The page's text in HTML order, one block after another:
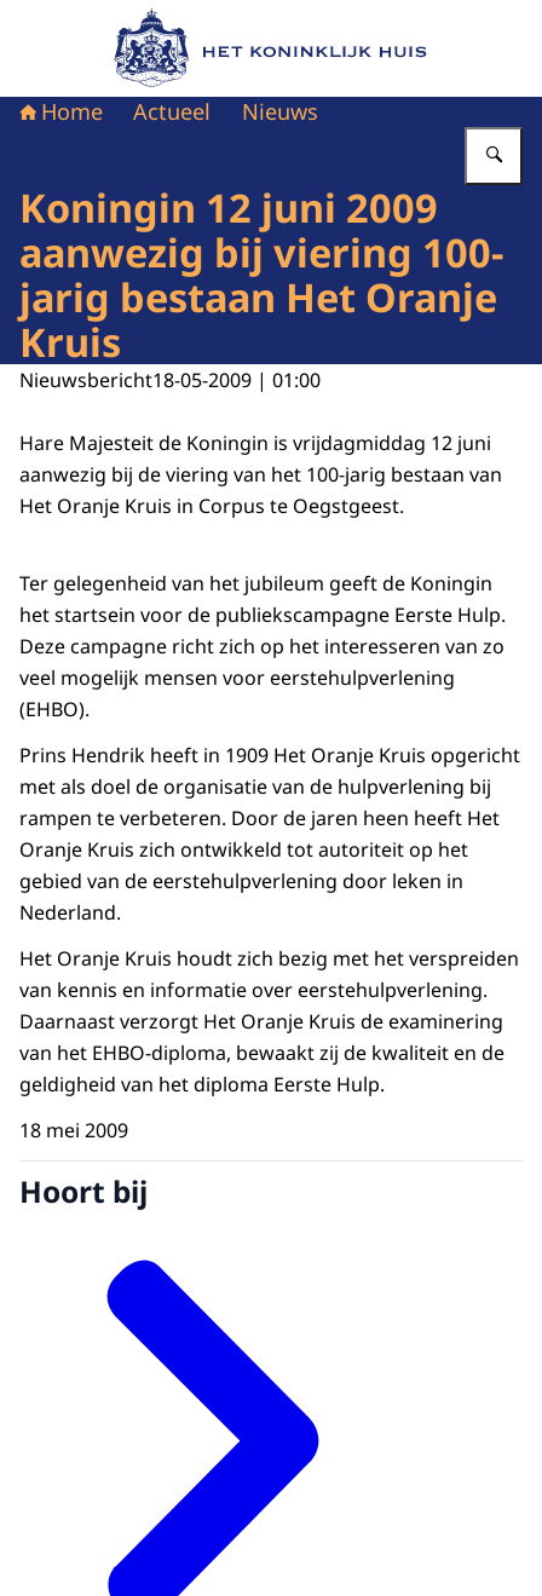
Naar de homepage van Het Koninklijk Huis
Home Actueel Nieuws
Koningin 12 juni 2009
aanwezig bij viering 100-
jarig bestaan Het Oranje
Kruis
Nieuwsbericht18-05-2009 | 01:00
Hare Majesteit de Koningin is vrijdagmiddag 12 juni
aanwezig bij de viering van het 100-jarig bestaan van
Het Oranje Kruis in Corpus te Oegstgeest.
Ter gelegenheid van het jubileum geeft de Koningin
het startsein voor de publiekscampagne Eerste Hulp.
Deze campagne richt zich op het interesseren van zo
veel mogelijk mensen voor eerstehulpverlening
(EHBO).
Prins Hendrik heeft in 1909 Het Oranje Kruis opgericht
met als doel de organisatie van de hulpverlening bij
rampen te verbeteren. Door de jaren heen heeft Het
Oranje Kruis zich ontwikkeld tot autoriteit op het
gebied van de eerstehulpverlening door leken in
Nederland.
Het Oranje Kruis houdt zich bezig met het verspreiden
van kennis en informatie over eerstehulpverlening.
Daarnaast verzorgt Het Oranje Kruis de examinering
van het EHBO-diploma, bewaakt zij de kwaliteit en de
geldigheid van het diploma Eerste Hulp.
18 mei 2009
Hoort bij